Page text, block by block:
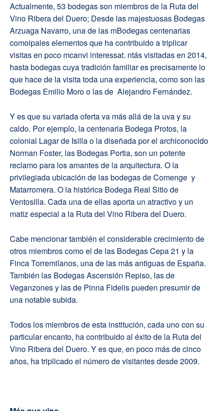
Actualmente, 53 bodegas son miembros de la Ruta del
Vino Ribera del Duero; Desde las majestuosas Bodegas
Arzuaga Navarro, una de las mBodegas centenarias
comoipales elementos que ha contribuido a triplicar
visitas en poco mcanvi interessat. ntás visitadas en 2014,
hasta bodegas cuya tradición familiar es precisamente lo
que hace de la visita toda una experiencia, como son las
Bodegas Emilio Moro o las de Alejandro Fernández.
Y es que su variada oferta va más allá de la uva y su
caldo. Por ejemplo, la centenaria Bodega Protos, la
colonial Lagar de Isilla o la diseñada por el archiconocido
Norman Foster, las Bodegas Portia, son un potente
reclamo para los amantes de la arquitectura. O la
privilegiada ubicación de las bodegas de Comenge y
Matarromera. O la histórica Bodega Real Sitio de
Ventosilla. Cada una de ellas aporta un atractivo y un
matiz especial a la Ruta del Vino Ribera del Duero.
Cabe mencionar también el considerable crecimiento de
otros miembros como el de las Bodegas Cepa 21 y la
Finca Torremilanos, una de las más antiguas de España.
También las Bodegas Ascensión Repiso, las de
Veganzones y las de Pinna Fidelis pueden presumir de
una notable subida.
Todos los miembros de esta institución, cada uno con su
particular encanto, ha contribuido al éxito de la Ruta del
Vino Ribera del Duero. Y es que, en poco más de cinco
años, ha triplicado el número de visitantes desde 2009.